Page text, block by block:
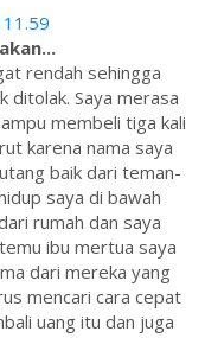
rendah sehingga
ditolak. Saya merasa
membeli tiga kali
karena nama saya
baik dari teman-
saya di bawah
rumah dan saya
ibu mertua saya
dari mereka yang
mencari cara cepat
uang itu dan juga